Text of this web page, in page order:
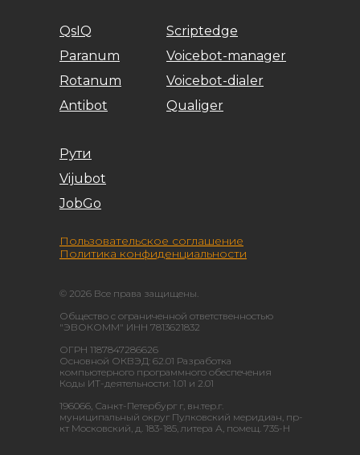
© 2026 Все права защищены.
Общество с ограниченной ответственностью
"ЭВОКОММ" ИНН 7813621832
ОГРН 1187847286626
Основной ОКВЭД: 62.01 Разработка
компьютерного программного обеспечения
Коды ИТ-деятельности: 1.01 и 2.01
196066, Санкт-Петербург г, вн.тер.г.
муниципальный округ Пулковский меридиан, пр-
кт Московский, д. 183-185, литера А, помещ. 735-Н
Пользовательское соглашение
Политика конфиденциальности
QsIQ
Paranum
Rotanum
Antibot
Scriptedge
Voicebot-manager
Voicebot-dialer
Qualiger
JobGo
Vijubot
Рути